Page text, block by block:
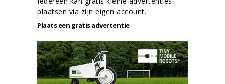
plaatsen via zijn eigen account.
Plaats een gratis advertentie